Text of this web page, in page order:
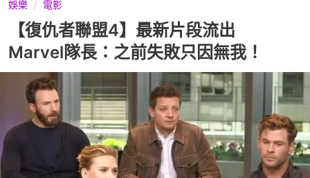
娛樂 電影
【復仇者聯盟4】最新片段流出
Marvel隊長：之前失敗只因無我！